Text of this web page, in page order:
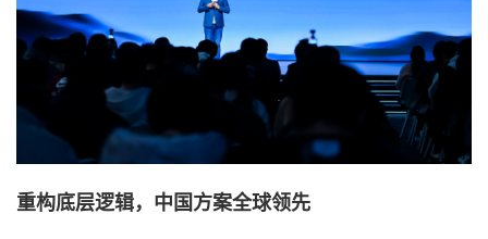
重构底层逻辑，中国方案全球领先